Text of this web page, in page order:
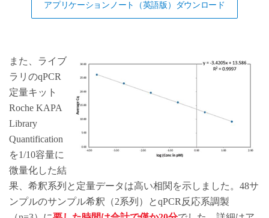
アプリケーションノート（英語版）ダウンロード
また、ライブ
ラリのqPCR
定量キット
Roche KAPA
Library
Quantification
を1/10容量に
微量化した結
果、希釈系列と定量データは高い相関を示しました。48サ
ンプルのサンプル希釈（2系列）とqPCR反応系調製